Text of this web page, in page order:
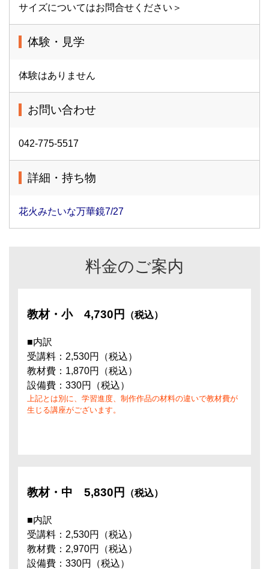
サイズについてはお問合せください＞
体験・見学
体験はありません
お問い合わせ
042-775-5517
詳細・持ち物
花火みたいな万華鏡7/27
料金のご案内
教材・小 4,730円 （税込）
■内訳
受講料：2,530円（税込）
教材費：1,870円（税込）
設備費：330円（税込）
上記とは別に、学習進度、制作作品の材料の違いで教材費が
生じる講座がございます。
教材・中 5,830円 （税込）
■内訳
受講料：2,530円（税込）
教材費：2,970円（税込）
設備費：330円（税込）